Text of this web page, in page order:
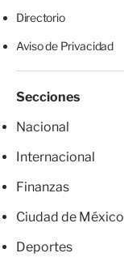
Directorio
Aviso de Privacidad
Secciones
Nacional
Internacional
Finanzas
Ciudad de México
Deportes